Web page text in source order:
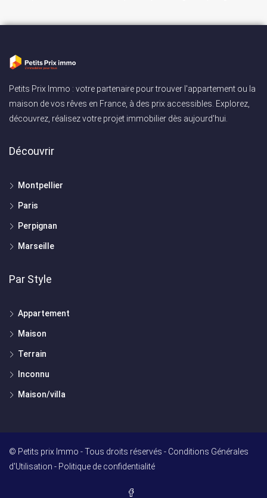
Petits Prix Immo : votre partenaire pour trouver l'appartement ou la
maison de vos rêves en France, à des prix accessibles. Explorez,
découvrez, réalisez votre projet immobilier dès aujourd'hui.
Découvrir
Montpellier
Paris
Perpignan
Marseille
Par Style
Appartement
Maison
Terrain
Inconnu
Maison/villa
© Petits prix Immo - Tous droits réservés - Conditions Générales
d'Utilisation - Politique de confidentialité